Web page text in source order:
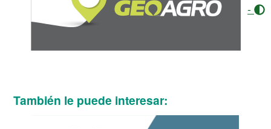
También le puede interesar:
-